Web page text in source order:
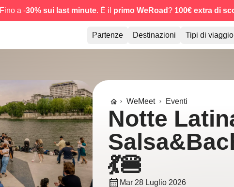
Fino a -30% sui last minute. È il primo WeRoad? 100€ extra di
Partenze Destinazioni Tipi di viaggio
WeMeet Eventi
Notte
💃🍔
Mar 28 Luglio 2026